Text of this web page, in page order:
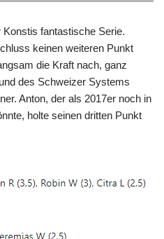
fantastische Serie.
keinen weiteren Punkt
die Kraft nach, ganz
des Schweizer Systems
Anton, der als 2017er noch in
holte seinen dritten Punkt